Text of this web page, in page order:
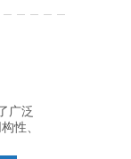
广泛
性、